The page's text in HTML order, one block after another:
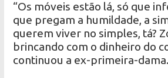
“Os móveis estão lá, só que
que pregam a humildade, a
querem viver no simples, tá?
brincando com o dinheiro do
continuou a ex-primeira-dama.